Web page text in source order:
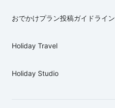
おでかけプラン投稿ガイドライン
Holiday Travel
Holiday Studio